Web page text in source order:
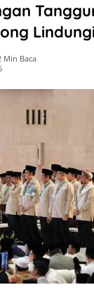
Min Baca